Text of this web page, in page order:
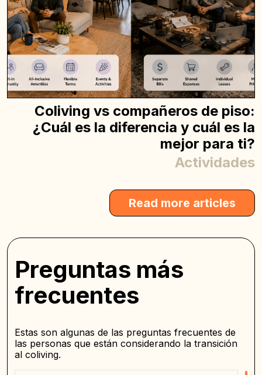
Coliving vs compañeros de piso:
¿Cuál es la diferencia y cuál es la
mejor para ti?
Actividades
Read more articles
Preguntas más
frecuentes
Estas son algunas de las preguntas frecuentes de
las personas que están considerando la transición
al coliving.